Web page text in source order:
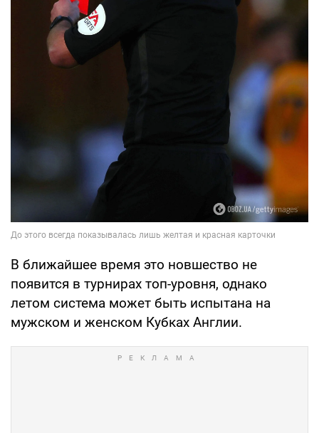
В ближайшее время это новшество не
появится в турнирах топ-уровня, однако
летом система может быть испытана на
мужском и женском Кубках Англии.